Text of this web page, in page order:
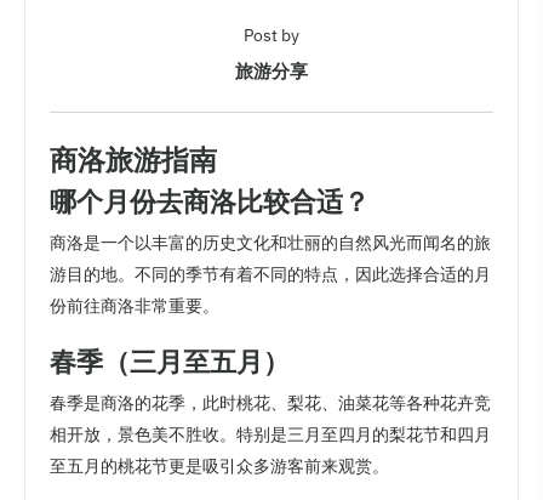
Post by
旅游分享
商洛旅游指南
哪个月份去商洛比较合适？
商洛是一个以丰富的历史文化和壮丽的自然风光而闻名的旅
游目的地。不同的季节有着不同的特点，因此选择合适的月
份前往商洛非常重要。
春季（三月至五月）
春季是商洛的花季，此时桃花、梨花、油菜花等各种花卉竞
相开放，景色美不胜收。特别是三月至四月的梨花节和四月
至五月的桃花节更是吸引众多游客前来观赏。